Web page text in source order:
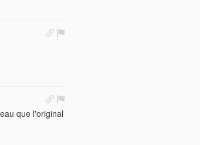
que l'original